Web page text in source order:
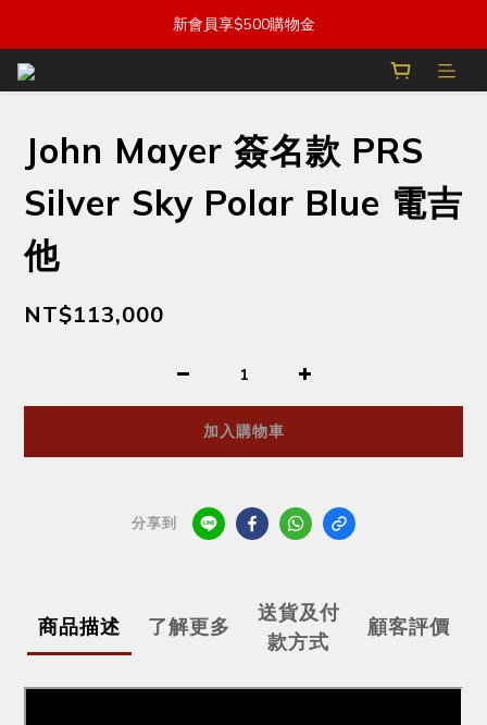
新會員享$500購物金
John Mayer 簽名款 PRS
Silver Sky Polar Blue 電吉
他
NT$113,000
加入購物車
分享到
商品描述 了解更多
送貨及付
款方式
顧客評價